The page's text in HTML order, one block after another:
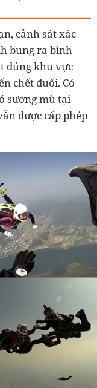
cảnh sát xác
bung ra bình
đúng khu vực
chết đuối. Có
sương mù tại
được cấp phép